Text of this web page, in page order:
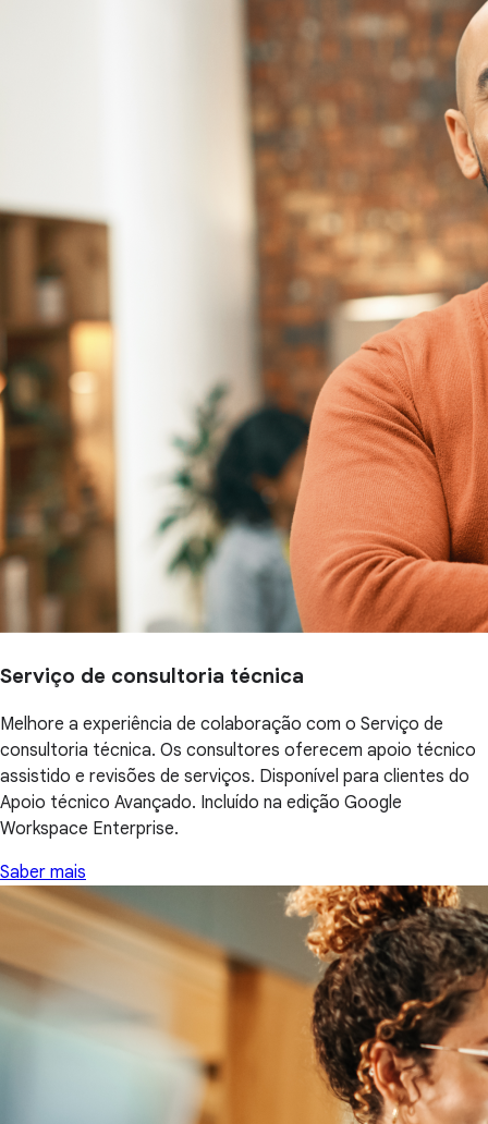
Serviço de consultoria técnica
Melhore a experiência de colaboração com o Serviço de
consultoria técnica. Os consultores oferecem apoio técnico
assistido e revisões de serviços. Disponível para clientes do
Apoio técnico Avançado. Incluído na edição Google
Workspace Enterprise.
Saber mais